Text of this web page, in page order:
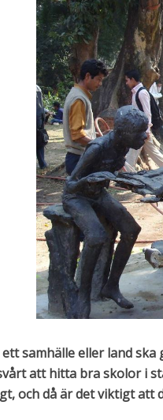
samhälle eller land
att hitta bra skolor i
och då är det viktigt att